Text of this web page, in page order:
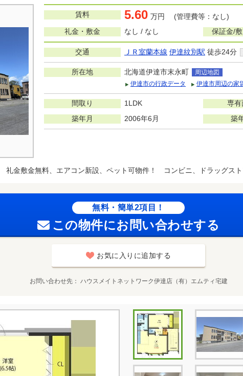
賃料 5.60 万円 (管理費等：なし)
礼金・敷金
なし / なし 保証金/
交通 ＪＲ室蘭本線 伊達紋別駅 徒歩24分
所在地 北海道伊達市末永町
周辺地図
伊達市の行政データ
伊達市周辺の家
間取り 1LDK 専有
築年月 2006年6月 築
礼金敷金無料、エアコン新設、ペット可物件！ コンビニ、ドラッグスト
無料・簡単2項目！
この物件にお問い合わせする
お気に入りに追加する
お問い合わせ先 ハウスメイトネットワーク伊達店（有）エムティ宅建